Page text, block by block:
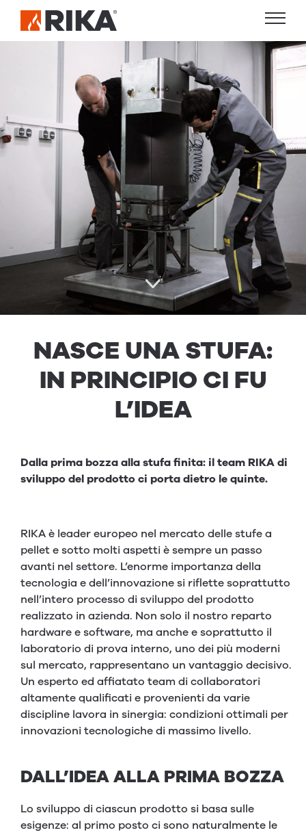
NASCE UNA STU­FA:
IN PRIN­CI­PIO CI FU
L’IDEA
Dalla prima bozza alla stufa finita: il team RIKA di
sviluppo del prodotto ci porta dietro le quinte.
RIKA è leader europeo nel mercato delle stufe a
pellet e sotto molti aspetti è sempre un passo
avanti nel settore. L’enorme importanza della
tecnologia e dell’innovazione si riflette soprattutto
nell’intero processo di sviluppo del prodotto
realizzato in azienda. Non solo il nostro reparto
hardware e software, ma anche e soprattutto il
laboratorio di prova interno, uno dei più moderni
sul mercato, rappresentano un vantaggio decisivo.
Un esperto ed affiatato team di collaboratori
altamente qualificati e provenienti da varie
discipline lavora in sinergia: condizioni ottimali per
innovazioni tecnologiche di massimo livello.
DALL’IDEA ALLA PRIMA BOZZA
Lo sviluppo di ciascun prodotto si basa sulle
esigenze: al primo posto ci sono naturalmente le